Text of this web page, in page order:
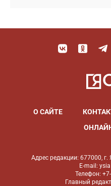
О САЙТЕ
Адрес редакции: 677000, г.
E-mail:
Телефон:
Главный